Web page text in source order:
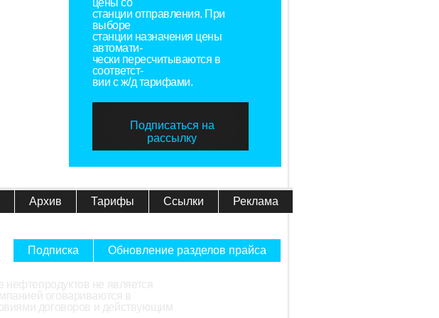
станции отправления. При
выборе
станции назначения цены
автомати-
чески пересчитываются в
соответст-
вии с ж/д тарифами.
Подписаться на
рассылку
Архив Тарифы Ссылки Реклама
Подписка Обновление разделов прайса